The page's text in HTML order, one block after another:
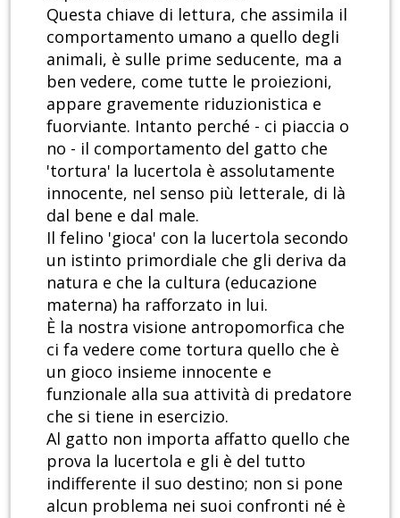
Questa chiave di lettura, che assimila il
comportamento umano a quello degli
animali, è sulle prime seducente, ma a
ben vedere, come tutte le proiezioni,
appare gravemente riduzionistica e
fuorviante. Intanto perché - ci piaccia o
no - il comportamento del gatto che
'tortura' la lucertola è assolutamente
innocente, nel senso più letterale, di là
dal bene e dal male.
Il felino 'gioca' con la lucertola secondo
un istinto primordiale che gli deriva da
natura e che la cultura (educazione
materna) ha rafforzato in lui.
È la nostra visione antropomorfica che
ci fa vedere come tortura quello che è
un gioco insieme innocente e
funzionale alla sua attività di predatore
che si tiene in esercizio.
Al gatto non importa affatto quello che
prova la lucertola e gli è del tutto
indifferente il suo destino; non si pone
alcun problema nei suoi confronti né è